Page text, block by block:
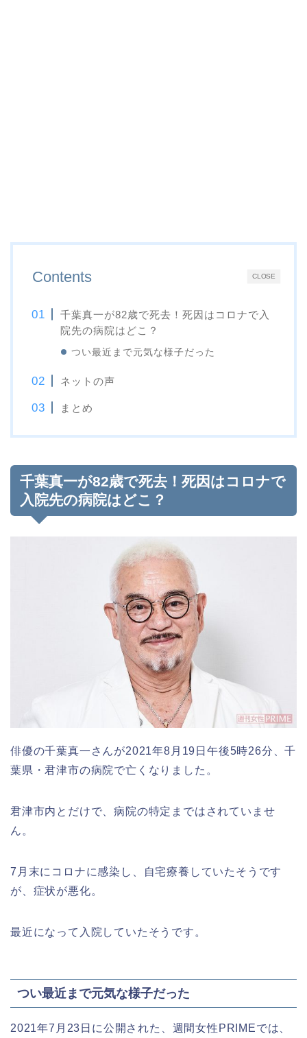
CLOSE
Contents
千葉真一が82歳で死去！死因はコロナで入
院先の病院はどこ？
つい最近まで元気な様子だった
ネットの声
まとめ
千葉真一が82歳で死去！死因はコロナで
入院先の病院はどこ？
俳優の千葉真一さんが2021年8月19日午後5時26分、千
葉県・君津市の病院で亡くなりました。
君津市内とだけで、病院の特定まではされていませ
ん。
7月末にコロナに感染し、自宅療養していたそうです
が、症状が悪化。
最近になって入院していたそうです。
つい最近まで元気な様子だった
2021年7月23日に公開された、週間女性PRIMEでは、